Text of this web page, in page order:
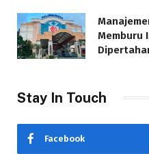
Memburu
Stay In Touch
Facebook